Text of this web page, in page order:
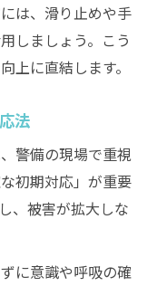
は、滑り止めや手
しましょう。こう
上に直結します。
法
警備の現場で重視
初期対応」が重要
、被害が拡大しな
に意識や呼吸の確